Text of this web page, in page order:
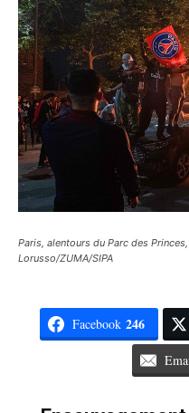
Paris, alentours du Parc des
Lorusso/ZUMA/SIPA
Facebook 246